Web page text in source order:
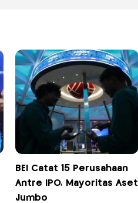
BEI Catat 15 Perusahaan
Antre IPO, Mayoritas Aset
Jumbo